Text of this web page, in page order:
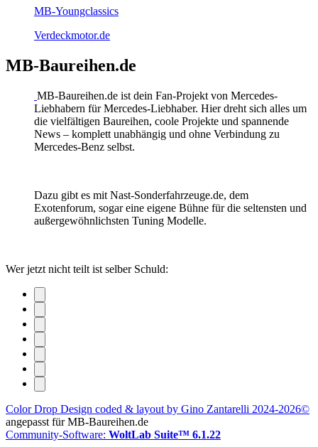
MB-Youngclassics
Verdeckmotor.de
MB-Baureihen.de
MB-Baureihen.de ist dein Fan-Projekt von Mercedes-
Liebhabern für Mercedes-Liebhaber. Hier dreht sich alles um
die vielfältigen Baureihen, coole Projekte und spannende
News – komplett unabhängig und ohne Verbindung zu
Mercedes-Benz selbst.
Dazu gibt es mit Nast-Sonderfahrzeuge.de, dem
Exotenforum, sogar eine eigene Bühne für die seltensten und
außergewöhnlichsten Tuning Modelle.
Wer jetzt nicht teilt ist selber Schuld:
Color Drop Design coded & layout by Gino Zantarelli 2024-2026©
angepasst für MB-Baureihen.de
Community-Software: WoltLab Suite™ 6.1.22